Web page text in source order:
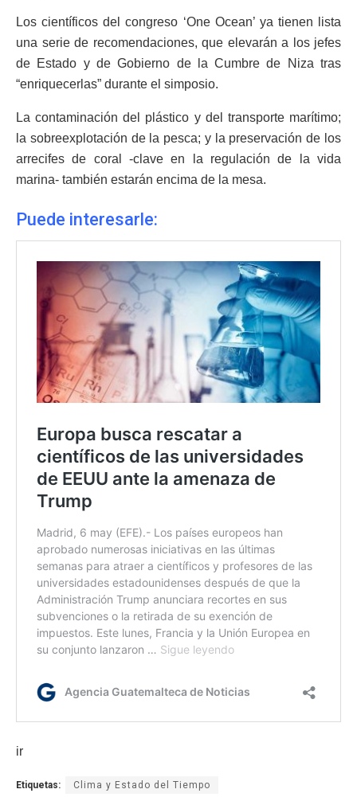
Los científicos del congreso ‘One Ocean’ ya tienen lista
una serie de recomendaciones, que elevarán a los jefes
de Estado y de Gobierno de la Cumbre de Niza tras
“enriquecerlas” durante el simposio.
La contaminación del plástico y del transporte marítimo;
la sobreexplotación de la pesca; y la preservación de los
arrecifes de coral -clave en la regulación de la vida
marina- también estarán encima de la mesa.
Puede interesarle:
ir
Etiquetas: Clima y Estado del Tiempo